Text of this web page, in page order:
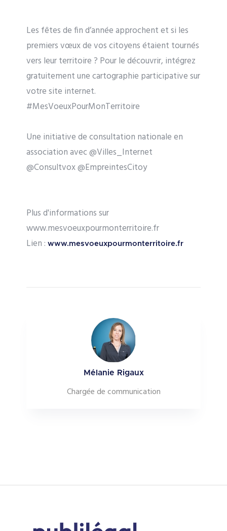
Les fêtes de fin d’année approchent et si les
premiers vœux de vos citoyens étaient tournés
vers leur territoire ? Pour le découvrir, intégrez
gratuitement une cartographie participative sur
votre site internet.
#MesVoeuxPourMonTerritoire
Une initiative de consultation nationale en
association avec @Villes_Internet
@Consultvox @EmpreintesCitoy
Plus d'informations sur
www.mesvoeuxpourmonterritoire.fr
Lien :www.mesvoeuxpourmonterritoire.fr
Mélanie Rigaux
Chargée de communication